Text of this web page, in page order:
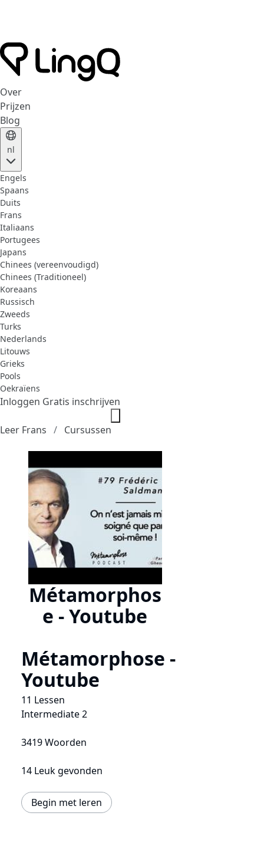
Over
Prijzen
Blog
nl
Engels
Spaans
Duits
Frans
Italiaans
Portugees
Japans
Chinees (vereenvoudigd)
Chinees (Traditioneel)
Koreaans
Russisch
Zweeds
Turks
Nederlands
Litouws
Grieks
Pools
Oekraïens
Inloggen Gratis inschrijven
Leer Frans Cursussen
Métamorphos
e - Youtube
Métamorphose -
Youtube
11 Lessen
Intermediate 2
3419 Woorden
14 Leuk gevonden
Begin met leren